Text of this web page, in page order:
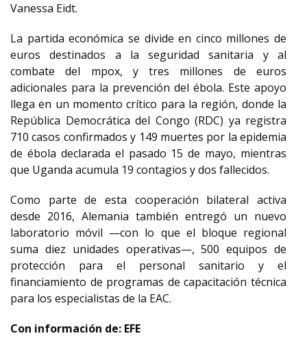
Vanessa Eidt.
La partida económica se divide en cinco millones de
euros destinados a la seguridad sanitaria y al
combate del mpox, y tres millones de euros
adicionales para la prevención del ébola. Este apoyo
llega en un momento crítico para la región, donde la
República Democrática del Congo (RDC) ya registra
710 casos confirmados y 149 muertes por la epidemia
de ébola declarada el pasado 15 de mayo, mientras
que Uganda acumula 19 contagios y dos fallecidos.
Como parte de esta cooperación bilateral activa
desde 2016, Alemania también entregó un nuevo
laboratorio móvil —con lo que el bloque regional
suma diez unidades operativas—, 500 equipos de
protección para el personal sanitario y el
financiamiento de programas de capacitación técnica
para los especialistas de la EAC.
Con información de: EFE